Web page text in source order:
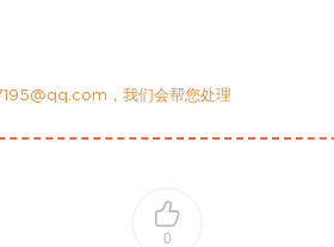
，我们会帮您处理
0